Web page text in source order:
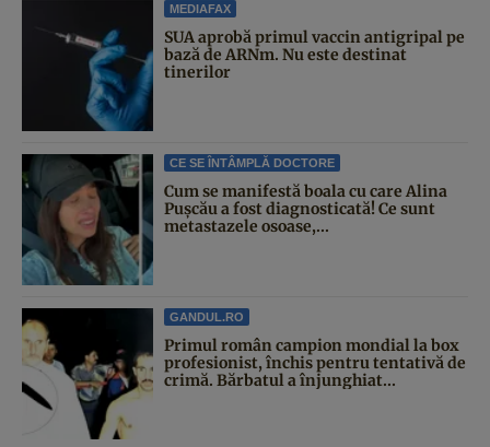
MEDIAFAX
SUA aprobă primul vaccin antigripal pe
bază de ARNm. Nu este destinat
tinerilor
CE SE ÎNTÂMPLĂ DOCTORE
Cum se manifestă boala cu care Alina
Pușcău a fost diagnosticată! Ce sunt
metastazele osoase,...
GANDUL.RO
Primul român campion mondial la box
profesionist, închis pentru tentativă de
crimă. Bărbatul a înjunghiat...